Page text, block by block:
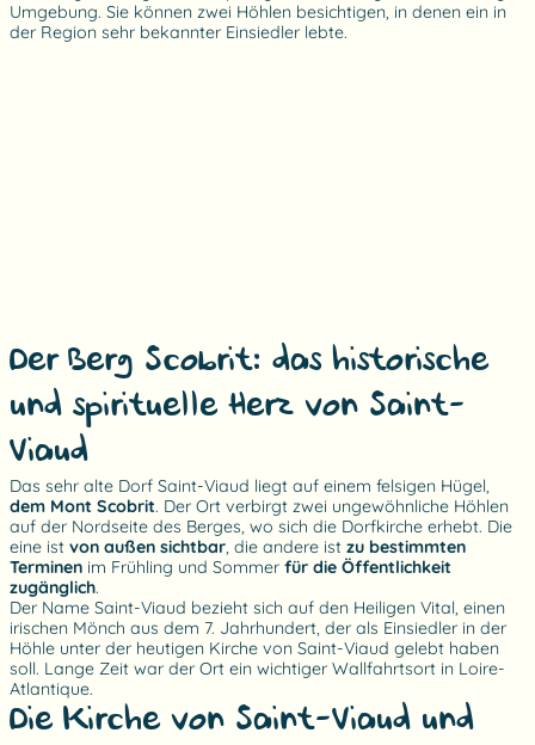
Umgebung. Sie können zwei Höhlen besichtigen, in denen ein in
der Region sehr bekannter Einsiedler lebte.
Der Berg Scobrit: das historische
und spirituelle Herz von Saint-
Viaud
Das sehr alte Dorf Saint-Viaud liegt auf einem felsigen Hügel,
dem Mont Scobrit. Der Ort verbirgt zwei ungewöhnliche Höhlen
auf der Nordseite des Berges, wo sich die Dorfkirche erhebt. Die
eine ist von außen sichtbar, die andere ist zu bestimmten
Terminen im Frühling und Sommer für die Öffentlichkeit
zugänglich.
Der Name Saint-Viaud bezieht sich auf den Heiligen Vital, einen
irischen Mönch aus dem 7. Jahrhundert, der als Einsiedler in der
Höhle unter der heutigen Kirche von Saint-Viaud gelebt haben
soll. Lange Zeit war der Ort ein wichtiger Wallfahrtsort in Loire-
Atlantique.
Die Kirche von Saint-Viaud und